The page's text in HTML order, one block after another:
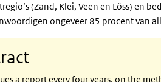
(Zand, Klei, Veen en Löss) en
ongeveer 85 procent van
a report every four years, on the